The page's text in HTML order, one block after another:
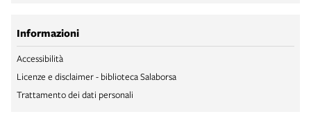
Informazioni
Accessibilità
Licenze e disclaimer - biblioteca Salaborsa
Trattamento dei dati personali